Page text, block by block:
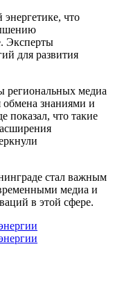
что
Эксперты
для развития
региональных медиа
обмена знаниями и
показал, что такие
стал важным
медиа и
в этой сфере.